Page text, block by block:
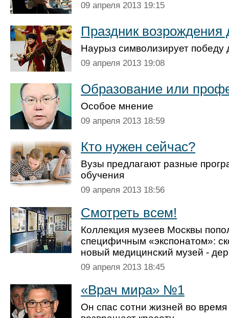
09 апреля 2013 19:15
Праздник возрождения
Наурыз символизирует победу
09 апреля 2013 19:08
Образование или
Особое мнение
09 апреля 2013 18:59
Кто нужен сейчас?
Вузы предлагают разные
обучения
09 апреля 2013 18:56
Смотреть всем!
Коллекция музеев Москвы
специфичным «экспонатом»:
новый медицинский музей -
09 апреля 2013 18:45
«Врач мира» №1
Он спас сотни жизней во